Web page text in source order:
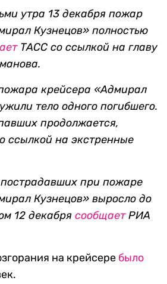
утра 13 декабря пожар
Кузнецов» полностью
ТАСС со ссылкой на главу
крейсера «Адмирал
тело одного погибшего.
продолжается,
ссылкой на экстренные
пострадавших при пожаре
Кузнецов» выросло до
12 декабря сообщаетРИА
на крейсере было